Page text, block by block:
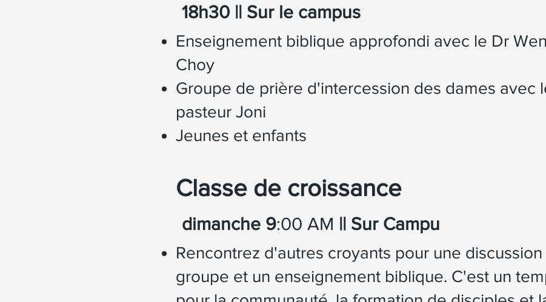
18h30 || Sur le campus
Enseignement biblique approfondi avec le Dr
Choy
Groupe de prière d'intercession des dames avec
pasteur Joni
Jeunes et enfants
Classe de croissance
dimanche 9:00 AM || Sur Campu
Rencontrez d'autres croyants pour une
groupe et un enseignement biblique. C'est un